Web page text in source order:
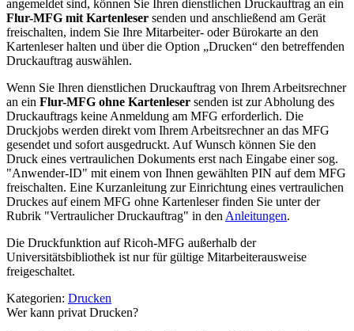
angemeldet sind, können Sie Ihren dienstlichen Druckauftrag an ein
Flur-MFG mit Kartenleser senden und anschließend am Gerät
freischalten, indem Sie Ihre Mitarbeiter- oder Bürokarte an den
Kartenleser halten und über die Option „Drucken“ den betreffenden
Druckauftrag auswählen.
Wenn Sie Ihren dienstlichen Druckauftrag von Ihrem Arbeitsrechner
an ein Flur-MFG ohne Kartenleser senden ist zur Abholung des
Druckauftrags keine Anmeldung am MFG erforderlich. Die
Druckjobs werden direkt vom Ihrem Arbeitsrechner an das MFG
gesendet und sofort ausgedruckt. Auf Wunsch können Sie den
Druck eines vertraulichen Dokuments erst nach Eingabe einer sog.
"Anwender-ID" mit einem von Ihnen gewählten PIN auf dem MFG
freischalten. Eine Kurzanleitung zur Einrichtung eines vertraulichen
Druckes auf einem MFG ohne Kartenleser finden Sie unter der
Rubrik "Vertraulicher Druckauftrag" in den Anleitungen.
Die Druckfunktion auf Ricoh-MFG außerhalb der
Universitätsbibliothek ist nur für gültige Mitarbeiterausweise
freigeschaltet.
Kategorien: Drucken
Wer kann privat Drucken?